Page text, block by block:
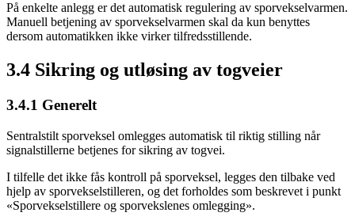
På enkelte anlegg er det automatisk regulering av sporvekselvarmen.
Manuell betjening av sporvekselvarmen skal da kun benyttes
dersom automatikken ikke virker tilfredsstillende.
3.4 Sikring og utløsing av togveier
3.4.1 Generelt
Sentralstilt sporveksel omlegges automatisk til riktig stilling når
signalstillerne betjenes for sikring av togvei.
I tilfelle det ikke fås kontroll på sporveksel, legges den tilbake ved
hjelp av sporvekselstilleren, og det forholdes som beskrevet i punkt
«Sporvekselstillere og sporvekslenes omlegging».